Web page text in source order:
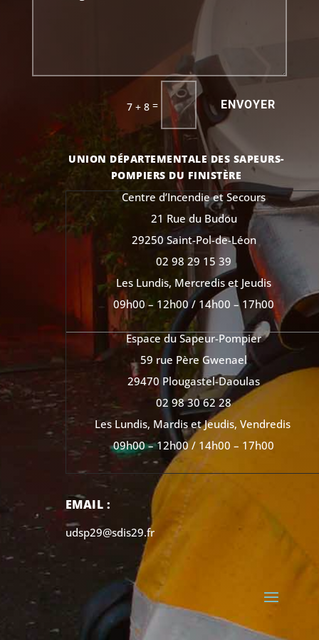
7 + 8 = ENVOYER
UNION DÉPARTEMENTALE DES SAPEURS-
POMPIERS DU FINISTÈRE
Centre d’Incendie et Secours
21 Rue du Budou
29250 Saint-Pol-de-Léon
02 98 29 15 39
Les Lundis, Mercredis et Jeudis
09h00 – 12h00 / 14h00 – 17h00
Espace du Sapeur-Pompier
59 rue Père Gwenael
29470 Plougastel-Daoulas
02 98 30 62 28
Les Lundis, Mardis et Jeudis, Vendredis
09h00 – 12h00 / 14h00 – 17h00
EMAIL :
udsp29@sdis29.fr